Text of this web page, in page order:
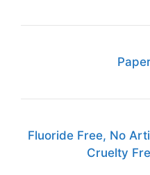
Fluoride Free, No
Cruelty